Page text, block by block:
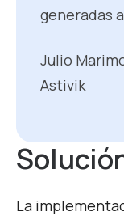
generadas
Julio
Astivik
La